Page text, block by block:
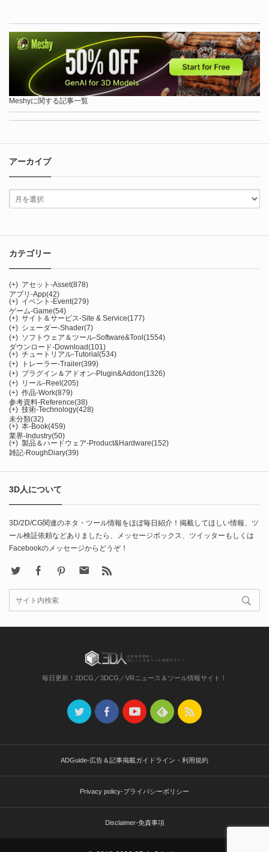
Meshyに関する記事一覧
アーカイブ
カテゴリー
(+) アセット-Asset(878)
アプリ-App(42)
(+) イベント-Event(279)
ゲーム-Game(54)
(+) サイト＆サービス-Site & Service(177)
(+) シェーダー-Shader(7)
(+) ソフトウェア＆ツール-Software&Tool (1554)
ダウンロード-Download(101)
(+) チュートリアル-Tutorial (534)
(+)
トレーラー-Trailer(399)
(+) プラグイン＆アドオン-Plugin&Addon(1326)
(+) リール-Reel (205)
(+) 作品-Work(879)
参考資料-Reference(38)
(+) 技術-Technology(428)
未分類(32)
(+) 本-Book(459)
業界-Industry(50)
(+) 製品＆ハードウェア-Product&Hardware(152)
雑記-RoughDiary(39)
3D人について
3D/2D/CG関連のネタ・ツール情報をほぼ毎日紹介！掲載してほしい情報、ツ
ール検証依頼などありましたら、メッセージボックス、ツイッターもしくは
Facebookのメッセージからどうぞ！
FacebookPinterest Contact
毎日更新！2DCG／3DCG／VRニュース＆ツール情報サイト！
ADGuide-広告＆記事掲載ガイドライン・利用規約
Privacy policy-プライバシーポリシー
Disclaimer-免責事項